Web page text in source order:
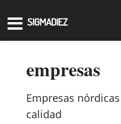
empresas
Empresas
calidad
SIGMADIEZ